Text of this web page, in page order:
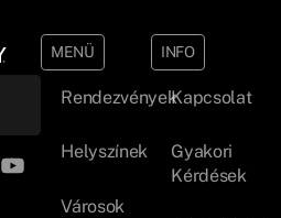
MENÜ
Rendezvények
Helyszínek
Városok
INFO
Kapcsolat
Gyakori
Kérdések